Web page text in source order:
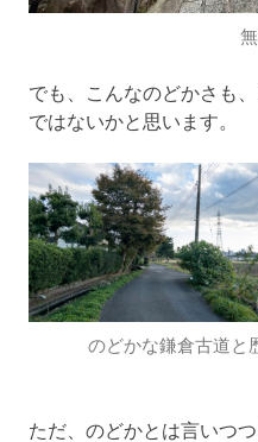
でも、こんなのどかさも
ではないかと思います。
のどかな鎌倉古道と
ただ、のどかとは言いつ